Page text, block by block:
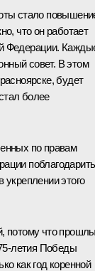
стало
что он работает
Федерации.
совет. В этом
будет
более
по правам
поблагодарить
этого
потому что
летия Победы
как год коренной